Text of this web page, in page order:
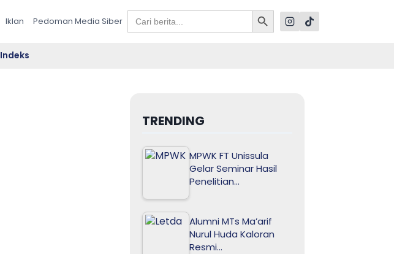
Iklan Pedoman Media Siber Search
for:
Search Button
Indeks
TRENDING
MPWK FT Unissula
Gelar Seminar Hasil
Penelitian…
Alumni MTs Ma’arif
Nurul Huda Kaloran
Resmi…